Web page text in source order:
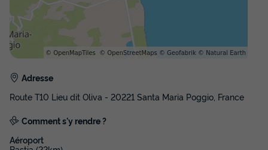
Adresse
Route T10 Lieu dit Oliva - 20221 Santa Maria Poggio, France
Comment s'y rendre ?
Aéroport